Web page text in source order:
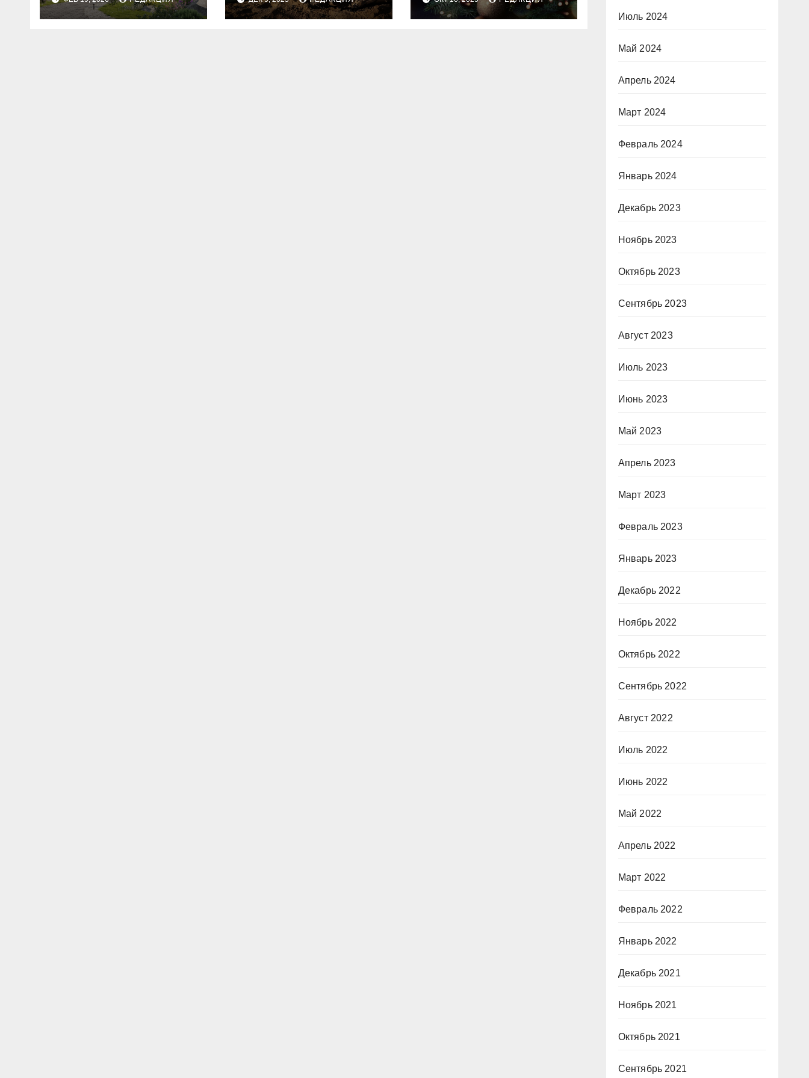
планирование
бюджета
для идеального
праздника
Июль 2024
Май 2024
Апрель 2024
Март 2024
Февраль 2024
Январь 2024
Декабрь 2023
Ноябрь 2023
Октябрь 2023
Сентябрь 2023
Август 2023
Июль 2023
Июнь 2023
Май 2023
Апрель 2023
Март 2023
Февраль 2023
Январь 2023
Декабрь 2022
Ноябрь 2022
Октябрь 2022
Сентябрь 2022
Август 2022
Июль 2022
Июнь 2022
Май 2022
Апрель 2022
Март 2022
Февраль 2022
Январь 2022
Декабрь 2021
Ноябрь 2021
Октябрь 2021
Сентябрь 2021